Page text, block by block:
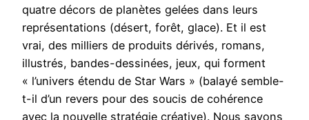
quatre décors de planètes gelées dans leurs
représentations (désert, forêt, glace). Et il est
vrai, des milliers de produits dérivés, romans,
illustrés, bandes-dessinées, jeux, qui forment
« l’univers étendu de Star Wars » (balayé semble-
t-il d’un revers pour des soucis de cohérence
avec la nouvelle stratégie créative). Nous savons